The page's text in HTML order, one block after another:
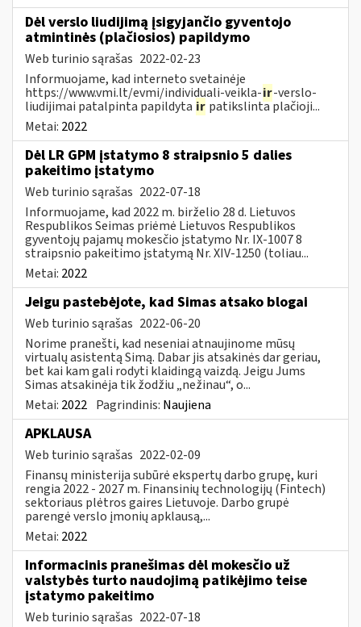
Dėl verslo liudijimą įsigyjančio gyventojo
atmintinės (plačiosios) papildymo
Web turinio sąrašas 2022-02-23
Informuojame, kad interneto svetainėje
https://www.vmi.lt/evmi/individuali-veikla-ir-verslo-
liudijimai patalpinta papildyta ir patikslinta plačioji...
Metai: 2022
Dėl LR GPM įstatymo 8 straipsnio 5 dalies
pakeitimo įstatymo
Web turinio sąrašas 2022-07-18
Informuojame, kad 2022 m. birželio 28 d. Lietuvos
Respublikos Seimas priėmė Lietuvos Respublikos
gyventojų pajamų mokesčio įstatymo Nr. IX-1007 8
straipsnio pakeitimo įstatymą Nr. XIV-1250 (toliau...
Metai: 2022
Jeigu pastebėjote, kad Simas atsako blogai
Web turinio sąrašas 2022-06-20
Norime pranešti, kad neseniai atnaujinome mūsų
virtualų asistentą Simą. Dabar jis atsakinės dar geriau,
bet kai kam gali rodyti klaidingą vaizdą. Jeigu Jums
Simas atsakinėja tik žodžiu „nežinau“, o...
Metai: 2022 Pagrindinis: Naujiena
APKLAUSA
Web turinio sąrašas 2022-02-09
Finansų ministerija subūrė ekspertų darbo grupę, kuri
rengia 2022 - 2027 m. Finansinių technologijų (Fintech)
sektoriaus plėtros gaires Lietuvoje. Darbo grupė
parengė verslo įmonių apklausą,...
Metai: 2022
Informacinis pranešimas dėl mokesčio už
valstybės turto naudojimą patikėjimo teise
įstatymo pakeitimo
Web turinio sąrašas 2022-07-18